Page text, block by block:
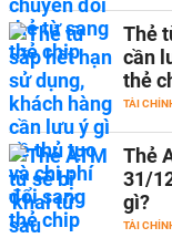
Thẻ
cần
thẻ
TÀI
Thẻ
31/
gì?
TÀI